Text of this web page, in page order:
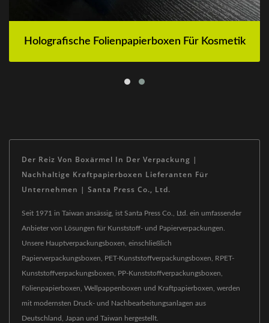
Holografische Folienpapierboxen Für Kosmetik
Der Reiz Von Boxärmel In Der Verpackung |
Nachhaltige Kraftpapierboxen Lieferanten Für
Unternehmen | Santa Press Co., Ltd.
Seit 1971 in Taiwan ansässig, ist Santa Press Co., Ltd. ein umfassender
Anbieter von Lösungen für Kunststoff- und Papierverpackungen.
Unsere Hauptverpackungsboxen, einschließlich
Papierverpackungsboxen, PET-Kunststoffverpackungsboxen, RPET-
Kunststoffverpackungsboxen, PP-Kunststoffverpackungsboxen,
Folienpapierboxen, Wellpappenboxen und Kraftpapierboxen, werden
mit modernsten Druck- und Nachbearbeitungsanlagen aus
Deutschland, Japan und Taiwan hergestellt.